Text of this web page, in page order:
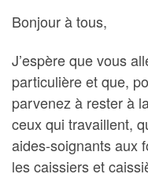
Bonjour à tous,
J’espère que vous
particulière et que,
parvenez à rester à
ceux qui travaillent,
aides-soignants aux
les caissiers et